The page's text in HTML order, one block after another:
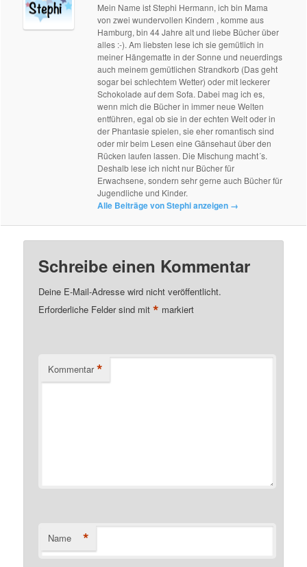
Mein Name ist Stephi Hermann, ich bin Mama
von zwei wundervollen Kindern , komme aus
Hamburg, bin 44 Jahre alt und liebe Bücher über
alles :-). Am liebsten lese ich sie gemütlich in
meiner Hängematte in der Sonne und neuerdings
auch meinem gemütlichen Strandkorb (Das geht
sogar bei schlechtem Wetter) oder mit leckerer
Schokolade auf dem Sofa. Dabei mag ich es,
wenn mich die Bücher in immer neue Welten
entführen, egal ob sie in der echten Welt oder in
der Phantasie spielen, sie eher romantisch sind
oder mir beim Lesen eine Gänsehaut über den
Rücken laufen lassen. Die Mischung macht´s.
Deshalb lese ich nicht nur Bücher für
Erwachsene, sondern sehr gerne auch Bücher für
Jugendliche und Kinder.
Alle Beiträge von Stephi anzeigen →
Schreibe einen Kommentar
Deine E-Mail-Adresse wird nicht veröffentlicht.
Erforderliche Felder sind mit* markiert
Kommentar *
Name *